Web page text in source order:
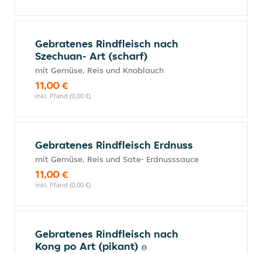
Gebratenes Rindfleisch nach
Szechuan- Art (scharf)
mit Gemüse, Reis und Knoblauch
11,00 €
inkl. Pfand (0,00 €)
Gebratenes Rindfleisch Erdnuss
mit Gemüse, Reis und Sate- Erdnusssauce
11,00 €
inkl. Pfand (0,00 €)
Gebratenes Rindfleisch nach
Kong po Art (pikant)